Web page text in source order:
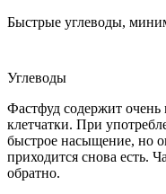
Быстрые углеводы,
Углеводы
Фастфуд содержит
клетчатки. При
быстрое насыщение, но
приходится снова есть.
обратно.